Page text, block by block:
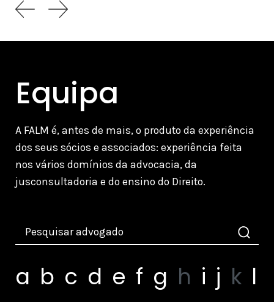
Equipa
A FALM é, antes de mais, o produto da experiência
dos seus sócios e associados: experiência feita
nos vários domínios da advocacia, da
jusconsultadoria e do ensino do Direito.
a b c d e f g h i j k l